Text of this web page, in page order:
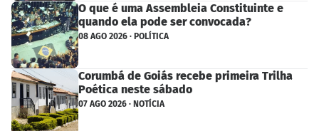
O que é uma Assembleia Constituinte e
quando ela pode ser convocada?
08 AGO 2026 · POLÍTICA
Corumbá de Goiás recebe primeira Trilha
Poética neste sábado
07 AGO 2026 · NOTÍCIA